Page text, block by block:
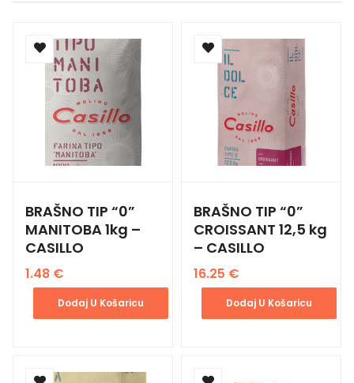
BRAŠNO TIP “0”
MANITOBA 1kg –
CASILLO
1.48 €
Dodaj U Košaricu
BRAŠNO TIP “0”
CROISSANT 12,5 kg
– CASILLO
16.25 €
Dodaj U Košaricu